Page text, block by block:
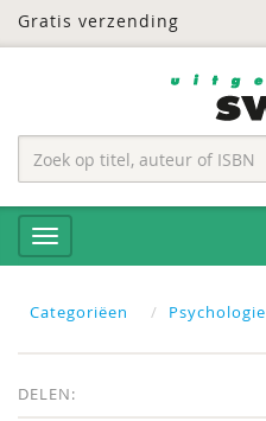
Gratis verzending
Categoriëen Psychologie
DELEN: